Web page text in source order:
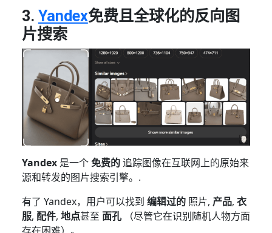
3. Yandex免费且全球化的反向图
片搜索
Yandex 是一个免费的追踪图像在互联网上的原始来
源和转发的图片搜索引擎。.
有了 Yandex，用户可以找到 编辑过的 照片, 产品, 衣
服, 配件, 地点甚至 面孔（尽管它在识别随机人物方面